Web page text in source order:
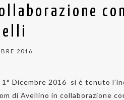
2016
1° Dicembre 2016 si è tenuto
di Avellino in collaborazione